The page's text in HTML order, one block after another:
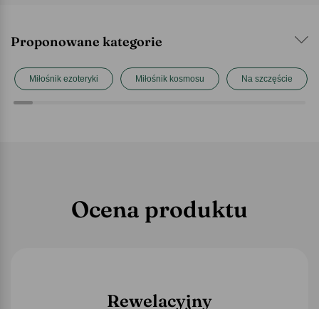
Proponowane kategorie
Miłośnik ezoteryki Miłośnik kosmosu Na szczęście
Ocena produktu
Rewelacyjny